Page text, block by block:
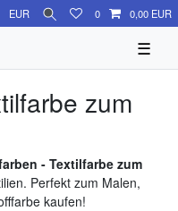
EUR 0 0,00 EUR
☰
zum
- Textilfarbe zum
Perfekt zum Malen,
kaufen!